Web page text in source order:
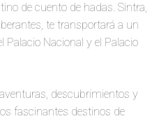
de cuento de hadas. Sintra,
te transportará a un
Nacional y el Palacio
descubrimientos y
fascinantes destinos de